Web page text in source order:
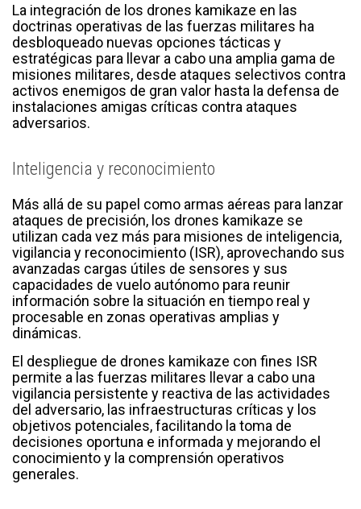
La integración de los drones kamikaze en las
doctrinas operativas de las fuerzas militares ha
desbloqueado nuevas opciones tácticas y
estratégicas para llevar a cabo una amplia gama de
misiones militares, desde ataques selectivos contra
activos enemigos de gran valor hasta la defensa de
instalaciones amigas críticas contra ataques
adversarios.
Inteligencia y reconocimiento
Más allá de su papel como armas aéreas para lanzar
ataques de precisión, los drones kamikaze se
utilizan cada vez más para misiones de inteligencia,
vigilancia y reconocimiento (ISR), aprovechando sus
avanzadas cargas útiles de sensores y sus
capacidades de vuelo autónomo para reunir
información sobre la situación en tiempo real y
procesable en zonas operativas amplias y
dinámicas.
El despliegue de drones kamikaze con fines ISR
permite a las fuerzas militares llevar a cabo una
vigilancia persistente y reactiva de las actividades
del adversario, las infraestructuras críticas y los
objetivos potenciales, facilitando la toma de
decisiones oportuna e informada y mejorando el
conocimiento y la comprensión operativos
generales.